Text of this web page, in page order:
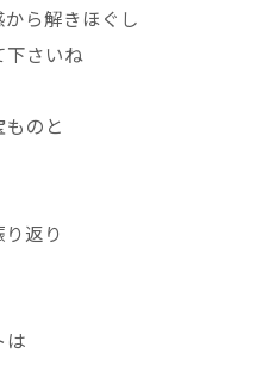
ら解きほぐし
下さいね
のと
返り
は